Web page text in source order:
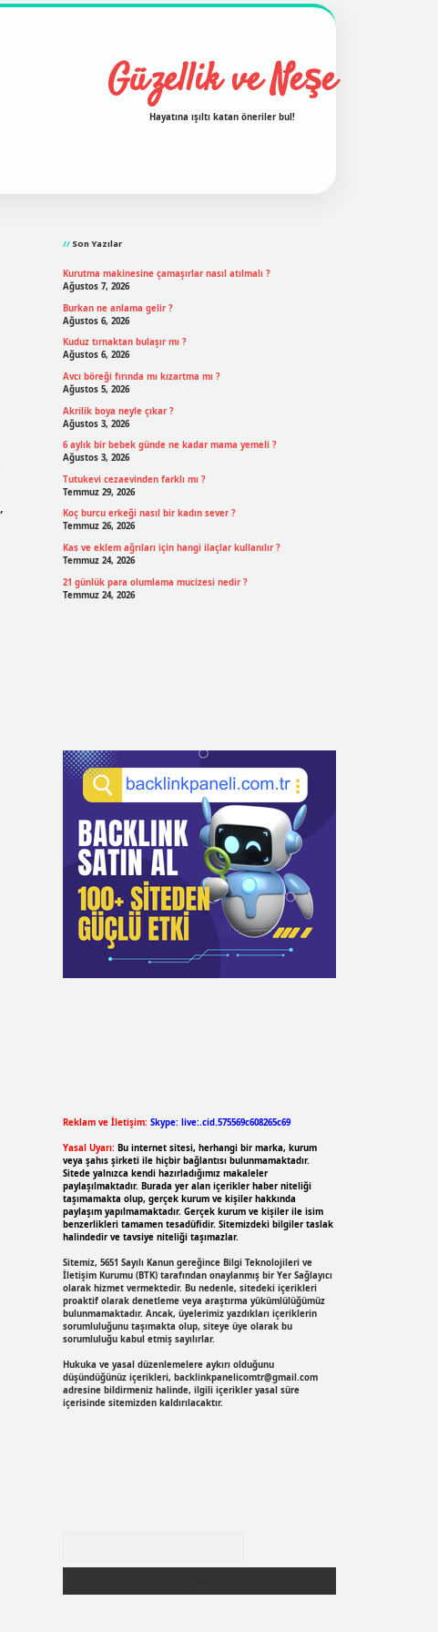
Güzellik ve Neşe
Hayatına ışıltı katan öneriler bul!
Son Yazılar
Kurutma makinesine çamaşırlar nasıl atılmalı ?
Ağustos 7, 2026
Burkan ne anlama gelir ?
Ağustos 6, 2026
Kuduz tırnaktan bulaşır mı ?
Ağustos 6, 2026
Avcı böreği fırında mı kızartma mı ?
Ağustos 5, 2026
Akrilik boya neyle çıkar ?
Ağustos 3, 2026
6 aylık bir bebek günde ne kadar mama yemeli ?
Ağustos 3, 2026
Tutukevi cezaevinden farklı mı ?
Temmuz 29, 2026
Koç burcu erkeği nasıl bir kadın sever ?
Temmuz 26, 2026
Kas ve eklem ağrıları için hangi ilaçlar kullanılır ?
Temmuz 24, 2026
21 günlük para olumlama mucizesi nedir ?
Temmuz 24, 2026
Reklam ve İletişim: Skype: live:.cid.575569c608265c69
Yasal Uyarı: Bu internet sitesi, herhangi bir marka, kurum
veya şahıs şirketi ile hiçbir bağlantısı bulunmamaktadır.
Sitede yalnızca kendi hazırladığımız makaleler
paylaşılmaktadır. Burada yer alan içerikler haber niteliği
taşımamakta olup, gerçek kurum ve kişiler hakkında
paylaşım yapılmamaktadır. Gerçek kurum ve kişiler ile isim
benzerlikleri tamamen tesadüfidir. Sitemizdeki bilgiler taslak
halindedir ve tavsiye niteliği taşımazlar.
Sitemiz, 5651 Sayılı Kanun gereğince Bilgi Teknolojileri ve
İletişim Kurumu (BTK) tarafından onaylanmış bir Yer Sağlayıcı
olarak hizmet vermektedir. Bu nedenle, sitedeki içerikleri
proaktif olarak denetleme veya araştırma yükümlülüğümüz
bulunmamaktadır. Ancak, üyelerimiz yazdıkları içeriklerin
sorumluluğunu taşımakta olup, siteye üye olarak bu
sorumluluğu kabul etmiş sayılırlar.
Hukuka ve yasal düzenlemelere aykırı olduğunu
düşündüğünüz içerikleri, backlinkpanelicomtr@gmail.com
adresine bildirmeniz halinde, ilgili içerikler yasal süre
içerisinde sitemizden kaldırılacaktır.